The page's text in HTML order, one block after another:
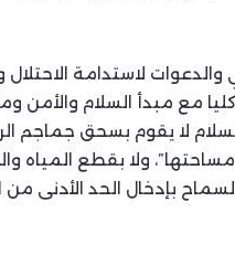
لاستدامة
مع مبدأ السلام والأمن
لا يقوم بسحق جماجم
بإدخال الحد الأدنى من